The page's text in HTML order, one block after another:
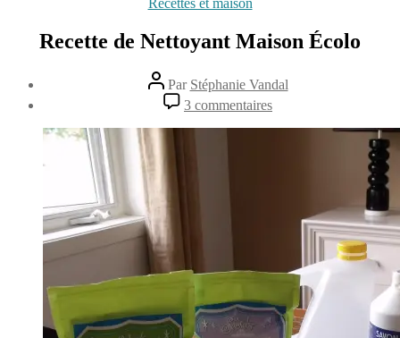
Recettes et maison
Recette de Nettoyant Maison Écolo
Auteur
de
l’article
Par Stéphanie Vandal
l’article
juillet
3 commentaires
Recette
de